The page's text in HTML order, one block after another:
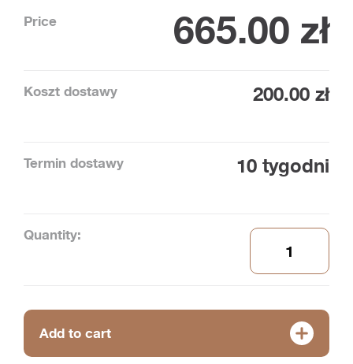
Price 665.00 zł
Koszt dostawy 200.00 zł
Termin dostawy 10 tygodni
Quantity:
Add to cart